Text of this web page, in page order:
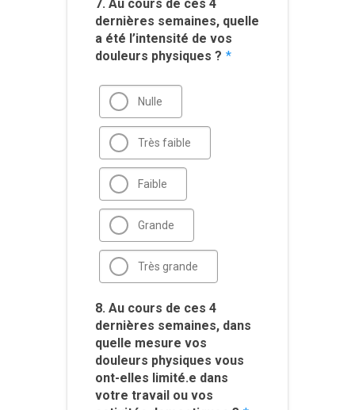
7. Au cours de ces 4
dernières semaines, quelle
a été l’intensité de vos
douleurs physiques ? *
Nulle
Très faible
Faible
Grande
Très grande
8. Au cours de ces 4
dernières semaines, dans
quelle mesure vos
douleurs physiques vous
ont-elles limité.e dans
votre travail ou vos